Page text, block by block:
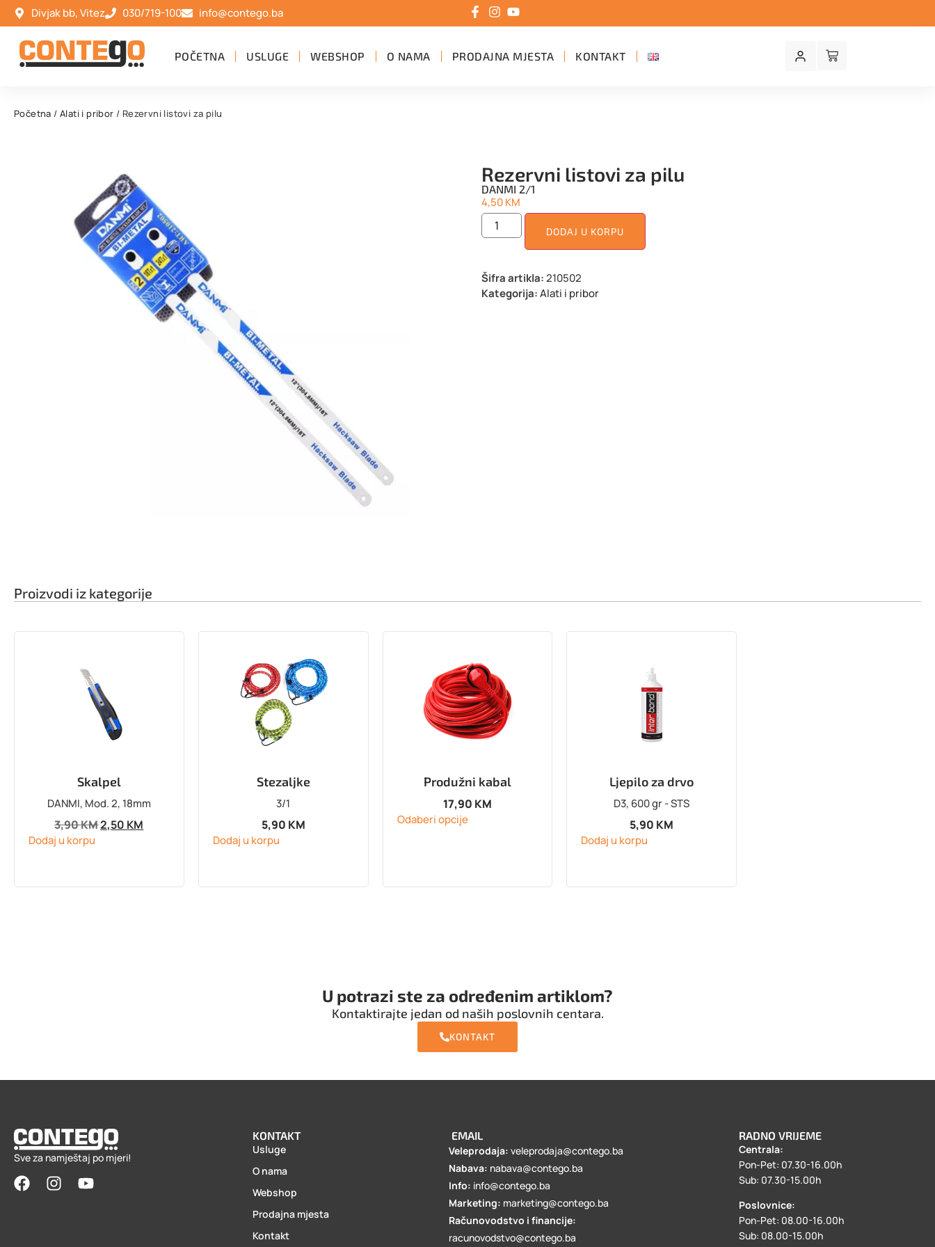
Divjak bb, Vitez 030/719-100 info@contego.ba
POČETNA USLUGE WEBSHOP O NAMA PRODAJNA MJESTA KONTAKT
Početna /Alati i pribor / Rezervni listovi za pilu
Rezervni listovi za pilu
DANMI 2/1
4,50KM
DODAJ U KORPU
Šifra artikla:210502
Kategorija:Alati i pribor
Proizvodi iz kategorije
Skalpel
DANMI, Mod. 2, 18mm
3,90KM2,50 KM
Dodaj u korpu
Stezaljke
3/1
5,90 KM
Dodaj u korpu
Produžni kabal
17,90 KM
Odaberi opcije
Ljepilo za drvo
D3, 600 gr - STS
5,90 KM
Dodaj u korpu
U potrazi ste za određenim artiklom?
Kontaktirajte jedan od naših poslovnih centara.
KONTAKT
Sve za namještaj po mjeri!
KONTAKT
Usluge
O nama
Webshop
Prodajna mjesta
Kontakt
EMAIL
Veleprodaja:veleprodaja@contego.ba
Nabava: nabava@contego.ba
Info: info@contego.ba
Marketing: marketing@contego.ba
Računovodstvo i financije:
racunovodstvo@contego.ba
RADNO VRIJEME
Centrala:
Pon-Pet: 07.30-16.00h
Sub: 07.30-15.00h
Poslovnice:
Pon-Pet: 08.00-16.00h
Sub: 08.00-15.00h